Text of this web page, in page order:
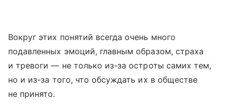
Вокруг этих понятий всегда очень много
подавленных эмоций, главным образом, страха
и тревоги — не только из-за остроты самих тем,
но и из-за того, что обсуждать их в обществе
не принято.